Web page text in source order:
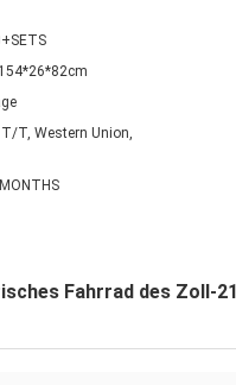
T/T, Western Union,
Fahrrad des Zoll-21